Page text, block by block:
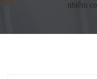
nhiễm